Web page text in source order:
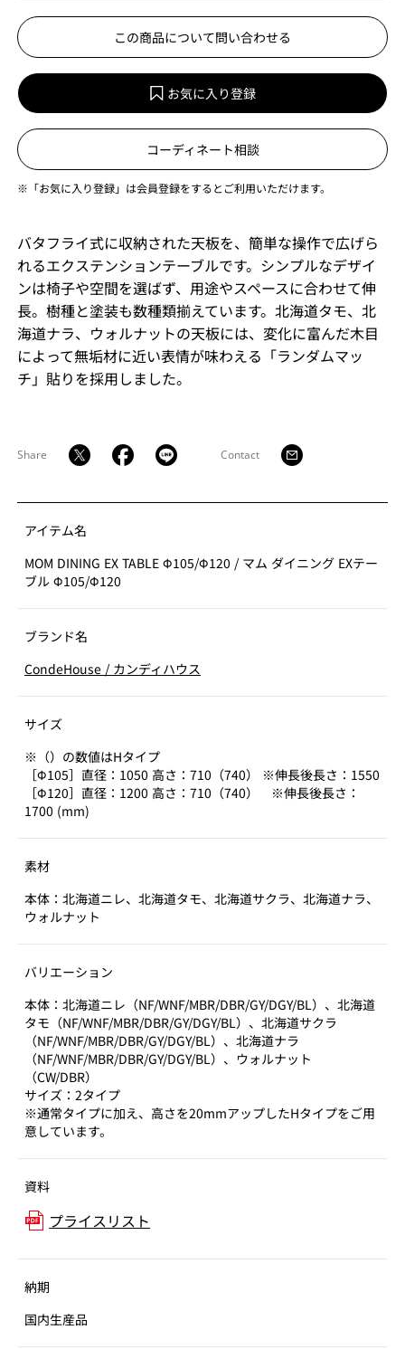
この商品について問い合わせる
お気に入り登録
コーディネート相談
※「お気に入り登録」は会員登録をするとご利用いただけます。
バタフライ式に収納された天板を、簡単な操作で広げら
れるエクステンションテーブルです。シンプルなデザイ
ンは椅子や空間を選ばず、用途やスペースに合わせて伸
長。樹種と塗装も数種類揃えています。北海道タモ、北
海道ナラ、ウォルナットの天板には、変化に富んだ木目
によって無垢材に近い表情が味わえる「ランダムマッ
チ」貼りを採用しました。
Share Contact
アイテム名
MOM DINING EX TABLE Φ105/Φ120 / マム ダイニング EXテー
ブル Φ105/Φ120
ブランド名
CondeHouse / カンディハウス
サイズ
※（）の数値はHタイプ
［Φ105］直径：1050 高さ：710（740） ※伸長後長さ：1550
［Φ120］直径：1200 高さ：710（740） ※伸長後長さ：
1700 (mm)
素材
本体：北海道ニレ、北海道タモ、北海道サクラ、北海道ナラ、
ウォルナット
バリエーション
本体：北海道ニレ（NF/WNF/MBR/DBR/GY/DGY/BL）、北海道
タモ（NF/WNF/MBR/DBR/GY/DGY/BL）、北海道サクラ
（NF/WNF/MBR/DBR/GY/DGY/BL）、北海道ナラ
（NF/WNF/MBR/DBR/GY/DGY/BL）、ウォルナット
（CW/DBR）
サイズ：2タイプ
※通常タイプに加え、高さを20mmアップしたHタイプをご用
意しています。
資料
プライスリスト
納期
国内生産品